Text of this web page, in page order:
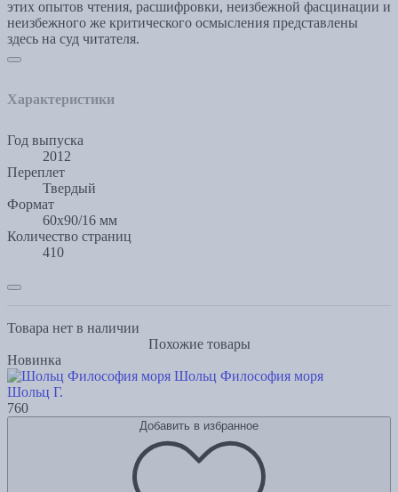
этих опытов чтения, расшифровки, неизбежной фасцинации и
неизбежного же критического осмысления представлены
здесь на суд читателя.
Характеристики
Год выпуска
2012
Переплет
Твердый
Формат
60x90/16 мм
Количество страниц
410
Товара нет в наличии
Похожие товары
Новинка
Шольц Философия моря
Шольц Г.
760
Добавить в избранное